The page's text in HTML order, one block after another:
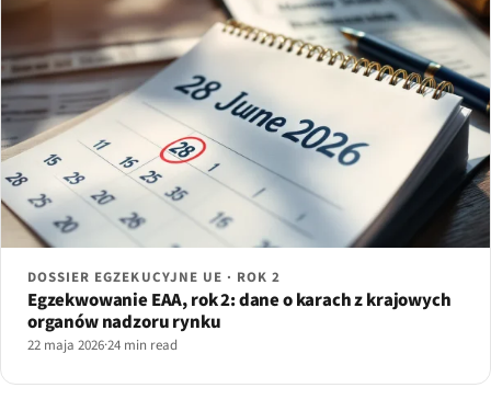
DOSSIER EGZEKUCYJNE UE · ROK 2
Egzekwowanie EAA, rok 2: dane o karach z krajowych
organów nadzoru rynku
22 maja 2026·24 min read